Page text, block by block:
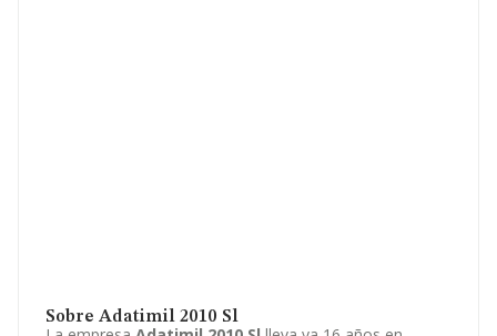
Sobre Adatimil 2010 Sl